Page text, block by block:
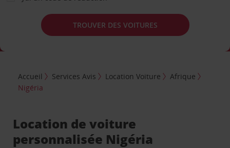
TROUVER DES VOITURES
Accueil Services Avis Location Voiture
Afrique
Nigéria
Location de voiture
personnalisée Nigéria